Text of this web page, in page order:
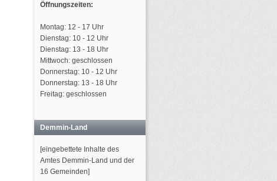
Öffnungszeiten:
Montag: 12 - 17 Uhr
Dienstag: 10 - 12 Uhr
Dienstag: 13 - 18 Uhr
Mittwoch: geschlossen
Donnerstag: 10 - 12 Uhr
Donnerstag: 13 - 18 Uhr
Freitag: geschlossen
Demmin-Land
[eingebettete Inhalte des
Amtes Demmin-Land und der
16 Gemeinden]